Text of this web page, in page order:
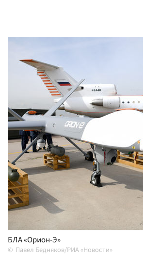
БЛА «Орион-Э»
Павел Бедняков/РИА «Новости»